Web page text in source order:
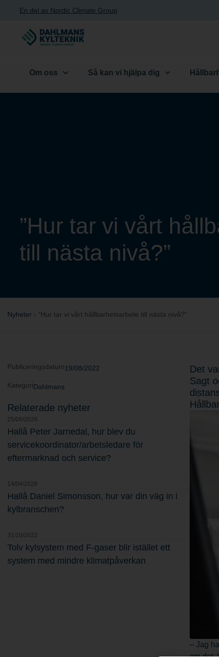
En del av Nordic Climate Group
Om oss Så kan vi hjälpa dig
”Hur tar vi vårt
till nästa nivå?”
Nyheter › ”Hur tar vi vårt hållbarhetsarbete till nästa nivå?”
Publiceringsdatum19/08/2022
KategoriDahlmans
Relaterade nyheter
25/06/2026
Hallå Peter Jarnedal, hur blev du
servicekoordinator/arbetsledare för
eftermarknad och service?
14/04/2026
Hallå Daniel Simonsson, hur var din väg in i
kylbranschen?
31/10/2022
Tolv kylsystem med F-gaser blir istället ett
system med mindre klimatpåverkan
Det
Sagt
– Jag